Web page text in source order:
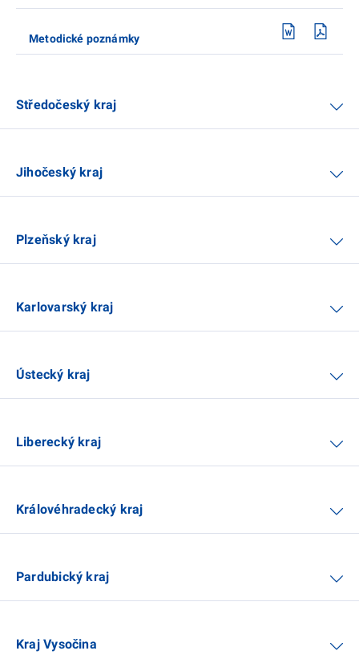
Metodické poznámky
Středočeský kraj
Jihočeský kraj
Plzeňský kraj
Karlovarský kraj
Ústecký kraj
Liberecký kraj
Královéhradecký kraj
Pardubický kraj
Kraj Vysočina